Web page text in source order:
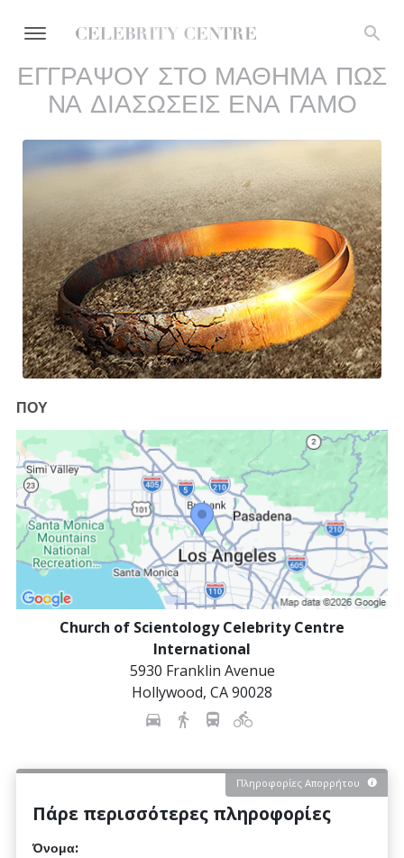
ΕΓΓΡΑΨΟΥ ΣΤΟ ΜΑΘΗΜΑ ΠΩΣ
ΝΑ ΔΙΑΣΩΣΕΙΣ ΕΝΑ ΓΑΜΟ
ΠΟΥ
Church of Scientology Celebrity Centre
International
5930 Franklin Avenue
Hollywood, CA90028
Πληροφορίες Απορρήτου
Πάρε περισσότερες πληροφορίες
Όνομα: